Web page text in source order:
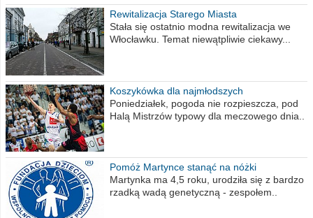
Rewitalizacja Starego Miasta
Stała się ostatnio modna rewitalizacja we
Włocławku. Temat niewątpliwie ciekawy...
Koszykówka dla najmłodszych
Poniedziałek, pogoda nie rozpieszcza, pod
Halą Mistrzów typowy dla meczowego dnia..
Pomóż Martynce stanąć na nóżki
Martynka ma 4,5 roku, urodziła się z bardzo
rzadką wadą genetyczną - zespołem..